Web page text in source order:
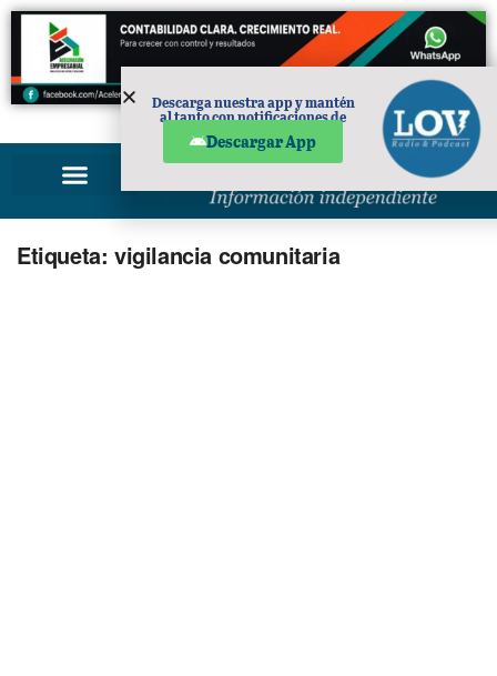
PUBLICIDAD
Etiqueta: vigilancia comunitaria
Descarga nuestra app y mantén
al tanto con notificaciones de
Descargar App